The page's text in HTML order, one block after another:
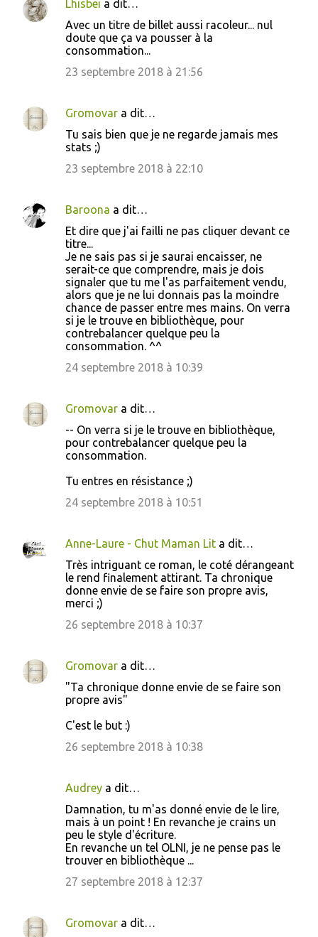
Lhisbei a dit…
Avec un titre de billet aussi racoleur... nul
doute que ça va pousser à la
consommation...
23 septembre 2018 à 21:56
Gromovar a dit…
Tu sais bien que je ne regarde jamais mes
stats ;)
23 septembre 2018 à 22:10
Baroona a dit…
Et dire que j'ai failli ne pas cliquer devant ce
titre...
Je ne sais pas si je saurai encaisser, ne
serait-ce que comprendre, mais je dois
signaler que tu me l'as parfaitement vendu,
alors que je ne lui donnais pas la moindre
chance de passer entre mes mains. On verra
si je le trouve en bibliothèque, pour
contrebalancer quelque peu la
consommation. ^^
24 septembre 2018 à 10:39
Gromovar a dit…
-- On verra si je le trouve en bibliothèque,
pour contrebalancer quelque peu la
consommation.
Tu entres en résistance ;)
24 septembre 2018 à 10:51
Anne-Laure - Chut Maman Lit a dit…
Très intriguant ce roman, le coté dérangeant
le rend finalement attirant. Ta chronique
donne envie de se faire son propre avis,
merci ;)
26 septembre 2018 à 10:37
Gromovar a dit…
"Ta chronique donne envie de se faire son
propre avis"
C'est le but :)
26 septembre 2018 à 10:38
Audrey a dit…
Damnation, tu m'as donné envie de le lire,
mais à un point ! En revanche je crains un
peu le style d'écriture.
En revanche un tel OLNI, je ne pense pas le
trouver en bibliothèque ...
27 septembre 2018 à 12:37
Gromovar a dit…